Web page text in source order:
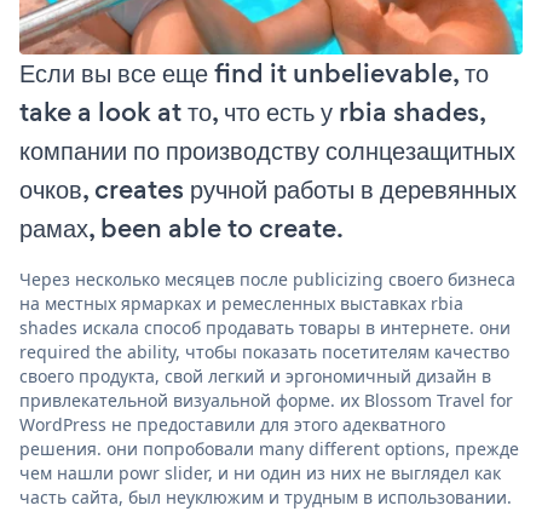
Если вы все еще find it unbelievable, то
take a look at то, что есть у rbia shades,
компании по производству солнцезащитных
очков, creates ручной работы в деревянных
рамах, been able to create.
Через несколько месяцев после publicizing своего бизнеса
на местных ярмарках и ремесленных выставках rbia
shades искала способ продавать товары в интернете. они
required the ability, чтобы показать посетителям качество
своего продукта, свой легкий и эргономичный дизайн в
привлекательной визуальной форме. их Blossom Travel for
WordPress не предоставили для этого адекватного
решения. они попробовали many different options, прежде
чем нашли powr slider, и ни один из них не выглядел как
часть сайта, был неуклюжим и трудным в использовании.